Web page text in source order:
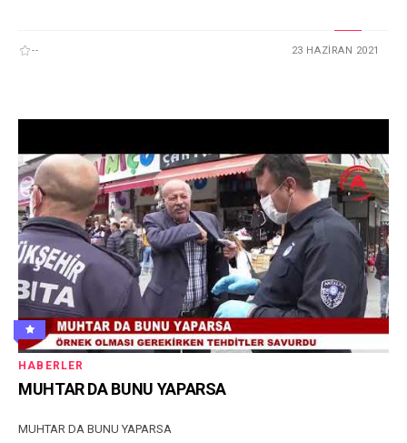
-- 23 HAZIRAN 2021
HABERLER
MUHTAR DA BUNU YAPARSA
MUHTAR DA BUNU YAPARSA